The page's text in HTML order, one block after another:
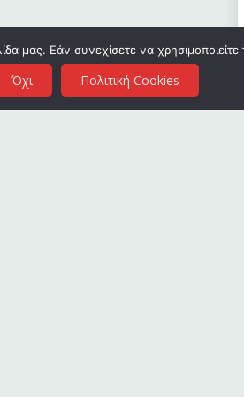
μας. Εάν συνεχίσετε να
Όχι Πολιτική Cookies